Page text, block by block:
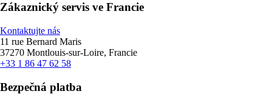
Zákaznický servis ve Francie
Kontaktujte nás
11 rue Bernard Maris
37270 Montlouis-sur-Loire, Francie
+33 1 86 47 62 58
Bezpečná platba